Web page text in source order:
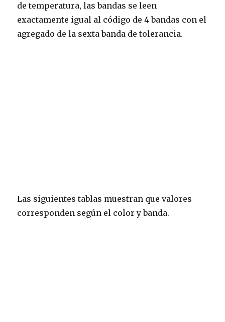
de temperatura, las bandas se leen
exactamente igual al código de 4 bandas con el
agregado de la sexta banda de tolerancia.
Las siguientes tablas muestran que valores
corresponden según el color y banda.